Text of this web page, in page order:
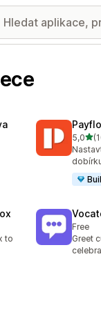
5,0z 5
to
Free
Greet